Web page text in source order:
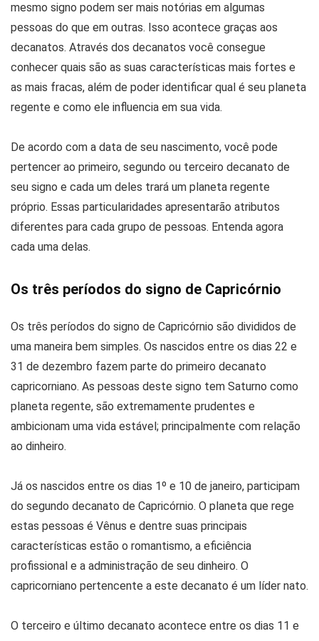
mesmo signo podem ser mais notórias em algumas
pessoas do que em outras. Isso acontece graças aos
decanatos. Através dos decanatos você consegue
conhecer quais são as suas características mais fortes e
as mais fracas, além de poder identificar qual é seu planeta
regente e como ele influencia em sua vida.
De acordo com a data de seu nascimento, você pode
pertencer ao primeiro, segundo ou terceiro decanato de
seu signo e cada um deles trará um planeta regente
próprio. Essas particularidades apresentarão atributos
diferentes para cada grupo de pessoas. Entenda agora
cada uma delas.
Os três períodos do signo de Capricórnio
Os três períodos do signo de Capricórnio são divididos de
uma maneira bem simples. Os nascidos entre os dias 22 e
31 de dezembro fazem parte do primeiro decanato
capricorniano. As pessoas deste signo tem Saturno como
planeta regente, são extremamente prudentes e
ambicionam uma vida estável; principalmente com relação
ao dinheiro.
Já os nascidos entre os dias 1º e 10 de janeiro, participam
do segundo decanato de Capricórnio. O planeta que rege
estas pessoas é Vênus e dentre suas principais
características estão o romantismo, a eficiência
profissional e a administração de seu dinheiro. O
capricorniano pertencente a este decanato é um líder nato.
O terceiro e último decanato acontece entre os dias 11 e